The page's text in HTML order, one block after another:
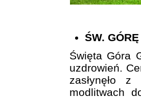
ŚW.
Święta Góra
uzdrowień.
zasłynęło
modlitwach